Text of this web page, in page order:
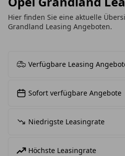
Hier finden Sie eine aktuelle
Grandland Leasing Angeboten.
Verfügbare Leasing
Sofort verfügbare Angebote
Niedrigste Leasingrate
Höchste Leasingrate